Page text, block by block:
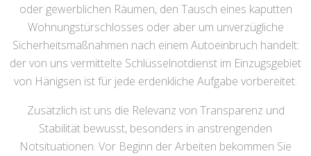
oder gewerblichen Räumen, den Tausch eines kaputten
Wohnungstürschlosses oder aber um unverzügliche
Sicherheitsmaßnahmen nach einem Autoeinbruch handelt:
der von uns vermittelte Schlüsselnotdienst im Einzugsgebiet
von Hänigsen ist für jede erdenkliche Aufgabe vorbereitet.
Zusätzlich ist uns die Relevanz von Transparenz und
Stabilität bewusst, besonders in anstrengenden
Notsituationen. Vor Beginn der Arbeiten bekommen Sie